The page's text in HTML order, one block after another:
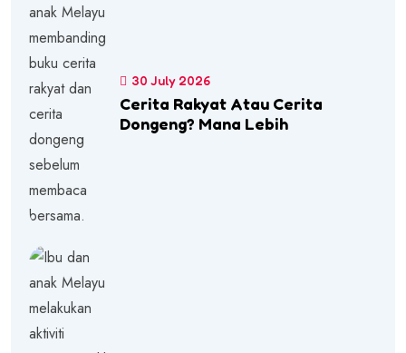
30 July 2026
Cerita Rakyat Atau Cerita
Dongeng? Mana Lebih